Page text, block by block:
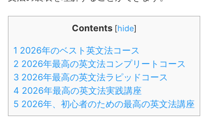
Contents [hide]
1 2026年のベスト英文法コース
2 2026年最高の英文法コンプリートコース
3 2026年最高の英文法ラピッドコース
4 2026年最高の英文法実践講座
5 2026年、初心者のための最高の英文法講座